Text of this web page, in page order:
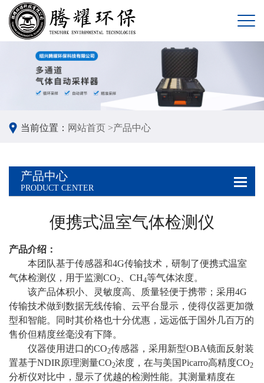
当前位置： 网站首页 >产品中心
产品中心
PRODUCT CENTER
便携式温室气体检测仪
产品介绍：
本团队基于传感器和4G传输技术，研制了便携式温室
气体检测仪，用于监测CO2 、CH4等气体浓度。
该产品体积小、灵敏度高、质量轻便于携带；采用4G
传输技术做到数据无线传输、云平台显示，使得仪器更加微
型和智能。同时其价格也十分优惠， 远远低于国外几百万的
售价但精度丝毫没有下降。
仪器使用进口的CO2传感器，采用新型OBA镜面反射装
置基于NDIR原理测量CO2浓度，在与美国Picarro高精度CO2
分析仪对比中，显示了优越的检测性能。其测量精度在